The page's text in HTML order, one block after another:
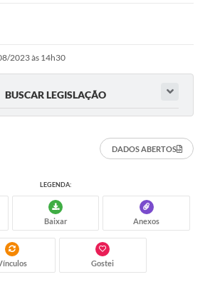
2023 às 14h30
BUSCAR LEGISLAÇÃO
DADOS ABERTOS
LEGENDA:
Baixar Anexos
Gostei